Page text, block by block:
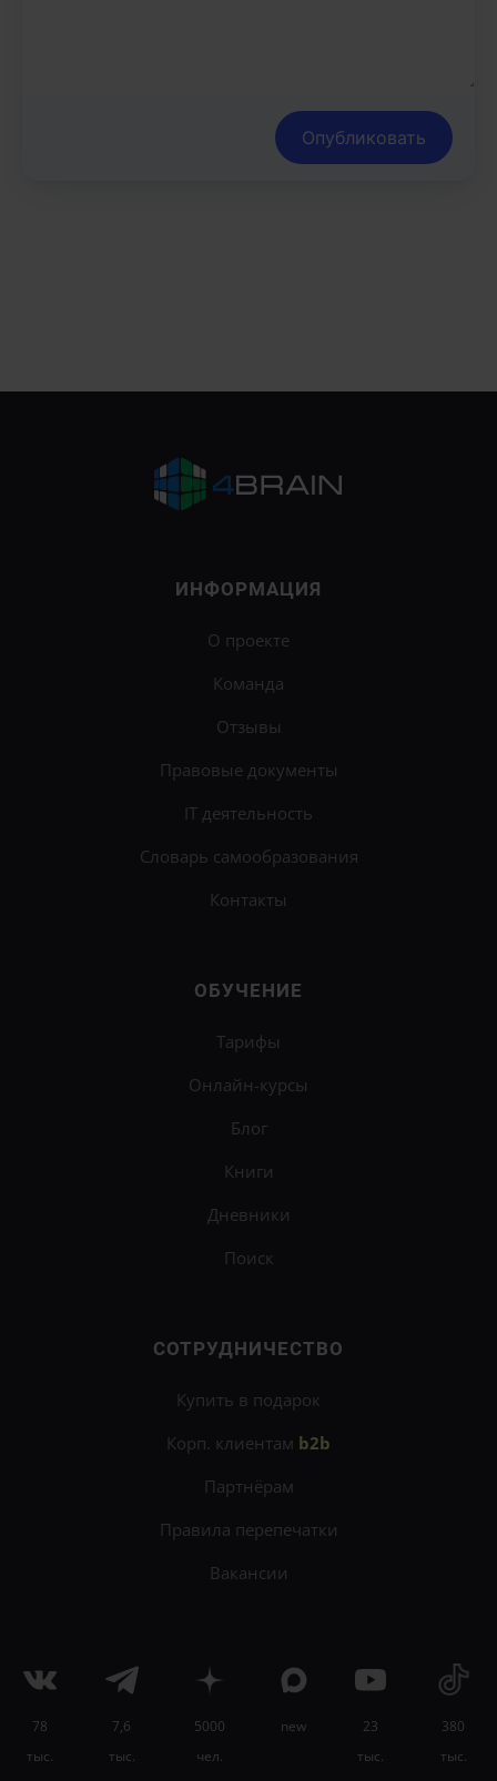
Опубликовать
ИНФОРМАЦИЯ
О проекте
Команда
Отзывы
Правовые документы
IT деятельность
Словарь самообразования
Контакты
ОБУЧЕНИЕ
Тарифы
Онлайн-курсы
Блог
Книги
Дневники
Поиск
СОТРУДНИЧЕСТВО
Купить в подарок
Корп. клиентам b2b
Партнёрам
Правила перепечатки
Вакансии
78
тыс.
7,6
тыс.
5000
чел.
new
23
тыс.
380
тыс.